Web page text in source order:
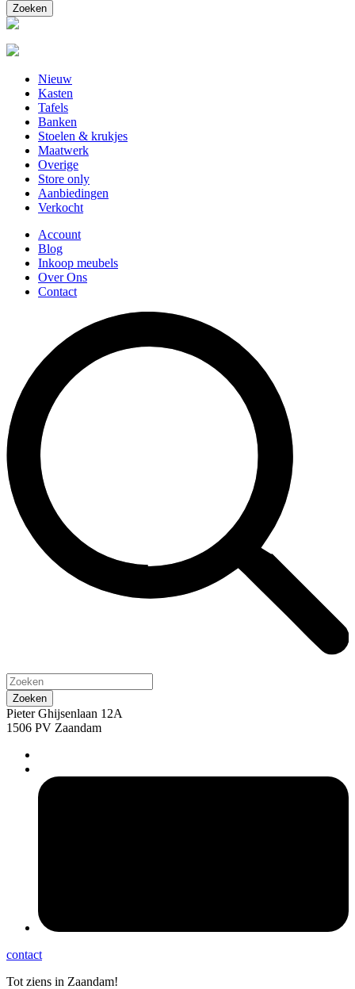
Nieuw
Kasten
Tafels
Banken
Stoelen & krukjes
Maatwerk
Overige
Store only
Aanbiedingen
Verkocht
Account
Blog
Inkoop meubels
Over Ons
Contact
Pieter Ghijsenlaan 12A
1506 PV Zaandam
contact
Tot ziens in Zaandam!